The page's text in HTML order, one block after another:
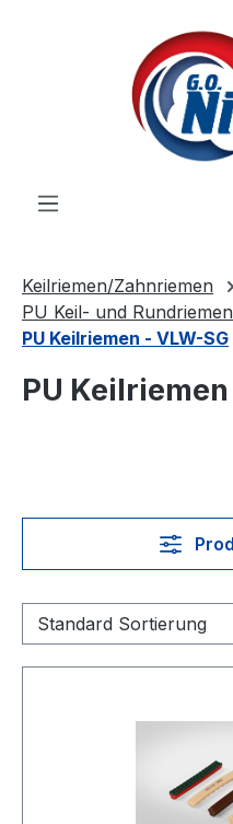
Zum Hauptinhalt springen
Keilriemen/Zahnriemen
PU Keil- und Rundriemen
PU Keilriemen - VLW-SG
PU